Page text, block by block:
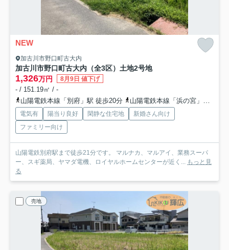
NEW
加古川市野口町古大内
加古川市野口町古大内（全3区）土地2号地
1,326万円 8月9日 値下げ
- / 151.19㎡ / -
山陽電鉄本線「別府」駅 徒歩20分
山陽電鉄本線「浜の宮」駅 徒歩32分
電気有 陽当り良好 閑静な住宅地
新婚さん向け
ファミリー向け
山陽電鉄別府駅まで徒歩21分です。 マルナカ、マルアイ、業務スーパ
ー、スギ薬局、ヤマダ電機、ロイヤルホームセンターが近く... もっと見
る
売地